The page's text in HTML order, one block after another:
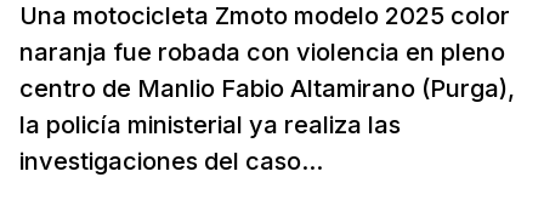
Una motocicleta Zmoto modelo 2025 color
naranja fue robada con violencia en pleno
centro de Manlio Fabio Altamirano (Purga),
la policía ministerial ya realiza las
investigaciones del caso...